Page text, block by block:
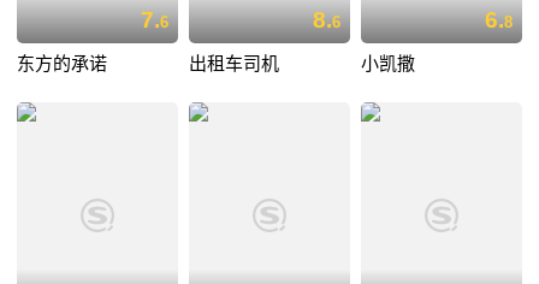
7.6
东方的承诺
8.6
出租车司机
6.8
小凯撒